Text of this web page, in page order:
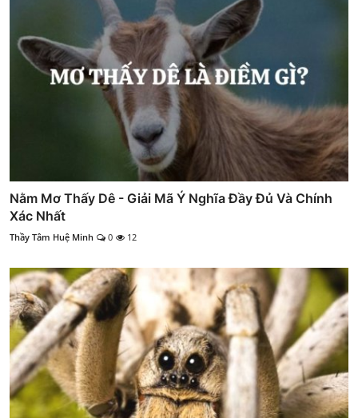
Nằm Mơ Thấy Dê - Giải Mã Ý Nghĩa Đầy Đủ Và Chính
Xác Nhất
Thầy Tâm Huệ Minh 0 12